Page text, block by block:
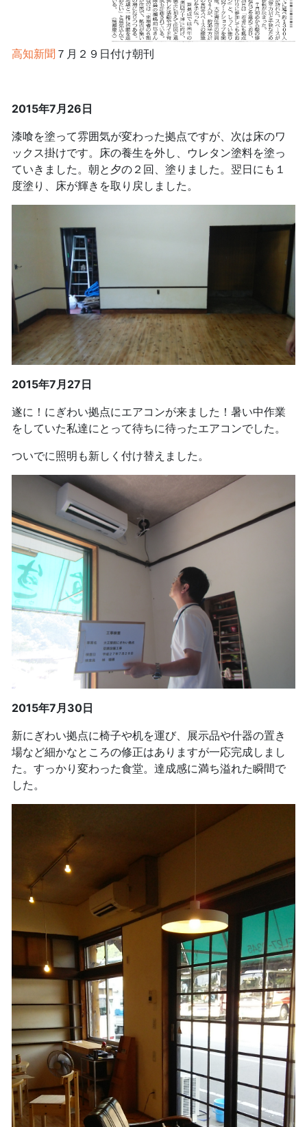
高知新聞 ７月２９日付け朝刊
2015年7月26日
漆喰を塗って雰囲気が変わった拠点ですが、次は床のワ
ックス掛けです。床の養生を外し、ウレタン塗料を塗っ
ていきました。朝と夕の２回、塗りました。翌日にも１
度塗り、床が輝きを取り戻しました。
2015年7月27日
遂に！にぎわい拠点にエアコンが来ました！暑い中作業
をしていた私達にとって待ちに待ったエアコンでした。
ついでに照明も新しく付け替えました。
2015年7月30日
新にぎわい拠点に椅子や机を運び、展示品や什器の置き
場など細かなところの修正はありますが一応完成しまし
た。すっかり変わった食堂。達成感に満ち溢れた瞬間で
した。